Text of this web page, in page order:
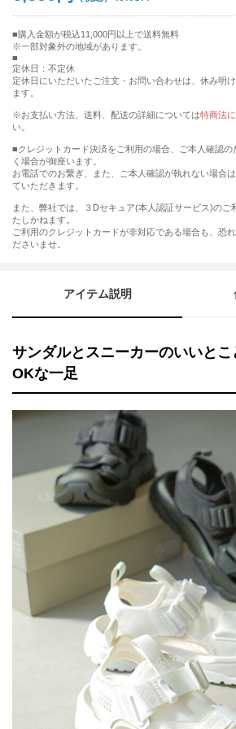
購入金額が税込11,000円以上で送料無料
※一部対象外の地域があります。
定休日：不定休
定休日にいただいたご注文・お問い合わせは、休み明
ます。
※お支払い方法、送料、配送の詳細については特商法
い。
■クレジットカード決済をご利用の場合、ご本人確認
く場合が御座います。
お電話でのお繋ぎ、また、ご本人確認が執れない場合
ていただきます。
また、弊社では、３Dセキュア(本人認証サービス)のご
たしかねます。
ご利用のクレジットカードが非対応である場合も、恐
ださいませ。
アイテム説明
サンダルとスニーカーのいいとこ
OKな一足